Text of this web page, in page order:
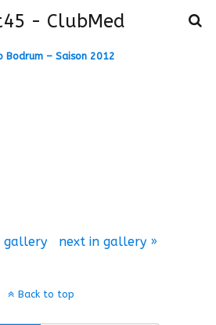
- ClubMed
Bodrum – Saison 2012
gallery next in gallery »
Back to top